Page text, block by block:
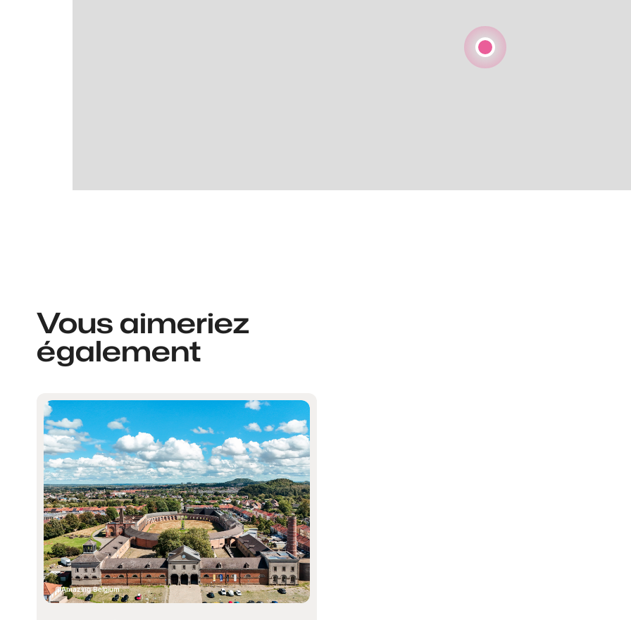
Vous aimeriez
également
Amazing Belgium